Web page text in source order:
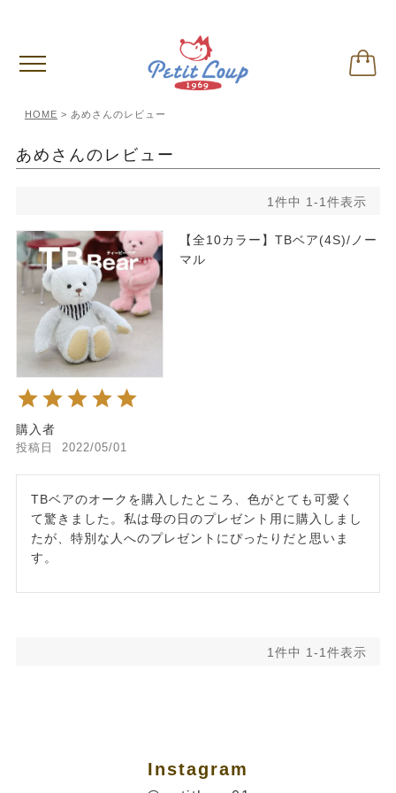
HOME あめさんのレビュー
あめさんのレビュー
1件中 1-1件表示
【全10カラー】TBベア(4S)/ノー
マル
購入者
投稿日 2022/05/01
TBベアのオークを購入したところ、色がとても可愛く
て驚きました。私は母の日のプレゼント用に購入しまし
たが、特別な人へのプレゼントにぴったりだと思いま
す。
1件中 1-1件表示
Instagram